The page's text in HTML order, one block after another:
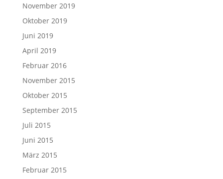
November 2019
Oktober 2019
Juni 2019
April 2019
Februar 2016
November 2015
Oktober 2015
September 2015
Juli 2015
Juni 2015
März 2015
Februar 2015